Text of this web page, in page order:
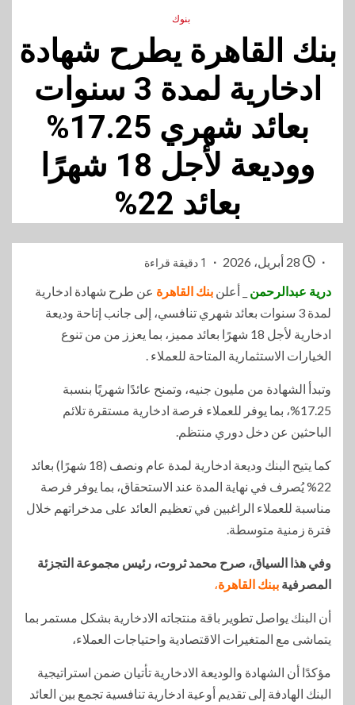
بنوك
بنك القاهرة يطرح شهادة
ادخارية لمدة 3 سنوات
بعائد شهري 17.25%
ووديعة لأجل 18 شهرًا
بعائد 22%
1 دقيقة قراءة
درية عبدالرحمن _ أعلن بنك القاهرة عن طرح شهادة ادخارية
لمدة 3 سنوات بعائد شهري تنافسي، إلى جانب إتاحة وديعة
ادخارية لأجل 18 شهرًا بعائد مميز، بما يعزز من من تنوع
الخيارات الاستثمارية المتاحة للعملاء .
وتبدأ الشهادة من مليون جنيه، وتمنح عائدًا شهريًا بنسبة
17.25%، بما يوفر للعملاء فرصة ادخارية مستقرة تلائم
الباحثين عن دخل دوري منتظم.
كما يتيح البنك وديعة ادخارية لمدة عام ونصف (18 شهرًا) بعائد
22% يُصرف في نهاية المدة عند الاستحقاق، بما يوفر فرصة
مناسبة للعملاء الراغبين في تعظيم العائد على مدخراتهم خلال
فترة زمنية متوسطة.
وفي هذا السياق، صرح محمد ثروت، رئيس مجموعة التجزئة
المصرفية ببنك القاهرة،
أن البنك يواصل تطوير باقة منتجاته الادخارية بشكل مستمر بما
يتماشى مع المتغيرات الاقتصادية واحتياجات العملاء،
مؤكدًا أن الشهادة والوديعة الادخارية تأتيان ضمن استراتيجية
البنك الهادفة إلى تقديم أوعية ادخارية تنافسية تجمع بين العائد